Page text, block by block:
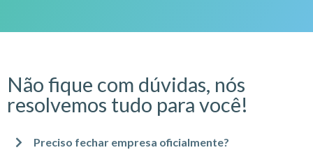
Não fique com dúvidas, nós
resolvemos tudo para você!
Preciso fechar empresa oficialmente?